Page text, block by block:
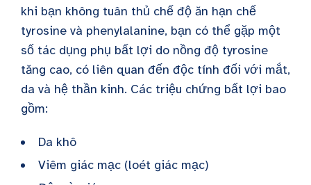
khi bạn không tuân thủ chế độ ăn hạn chế
tyrosine và phenylalanine, bạn có thể gặp một
số tác dụng phụ bất lợi do nồng độ tyrosine
tăng cao, có liên quan đến độc tính đối với mắt,
da và hệ thần kinh. Các triệu chứng bất lợi bao
gồm:
Da khô
Viêm giác mạc (loét giác mạc)